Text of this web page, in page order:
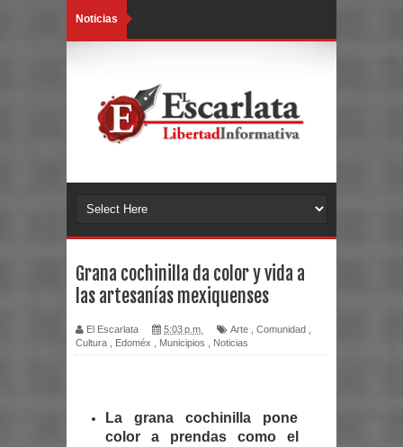
Noticias
Grana cochinilla da color y vida a
las artesanías mexiquenses
El Escarlata 5:03 p.m. Arte Comunidad
Cultura
Edoméx Municipios Noticias
La grana cochinilla pone
color a prendas como el